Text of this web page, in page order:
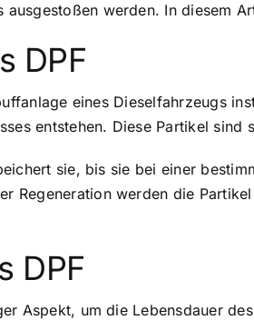
ausgestoßen werden. In diesem
DPF
eines Dieselfahrzeugs
entstehen. Diese Partikel
sie, bis sie bei einer
Regeneration werden die
DPF
Aspekt, um die Lebensdauer